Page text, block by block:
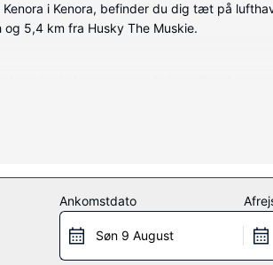
i Kenora, befinder du dig tæt på
5,4 km fra Husky The Muskie.
privat badeværelse med gratis toiletartikler
brug af nærliggende fitnessfaciliteter.
i et begrænset antal timer. Gratis
Ankomstdato
Søn 9 August